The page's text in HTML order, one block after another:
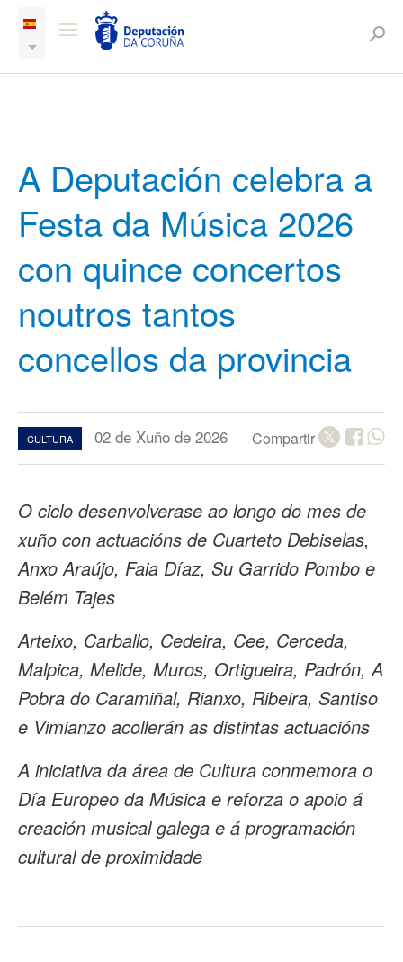
A Deputación celebra a
Festa da Música 2026
con quince concertos
noutros tantos
concellos da provincia
CULTURA 02 de Xuño de 2026 Compartir
O ciclo desenvolverase ao longo do mes de
xuño con actuacións de Cuarteto Debiselas,
Anxo Araújo, Faia Díaz, Su Garrido Pombo e
Belém Tajes
Arteixo, Carballo, Cedeira, Cee, Cerceda,
Malpica, Melide, Muros, Ortigueira, Padrón, A
Pobra do Caramiñal, Rianxo, Ribeira, Santiso
e Vimianzo acollerán as distintas actuacións
A iniciativa da área de Cultura conmemora o
Día Europeo da Música e reforza o apoio á
creación musical galega e á programación
cultural de proximidade